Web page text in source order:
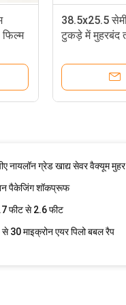
फिल्म
38.5x25.5
टुकड़े में मुहरबंद
बैग:
बैग एसजीएस
सीलर रोल
15cmx500cm घरेलू
पैकेजिंग शॉकप्रूफ
फीट से 2.6 फीट
माइक्रोन एयर पिलो बबल रैप
रोल प्रभाव प्रतिरोध